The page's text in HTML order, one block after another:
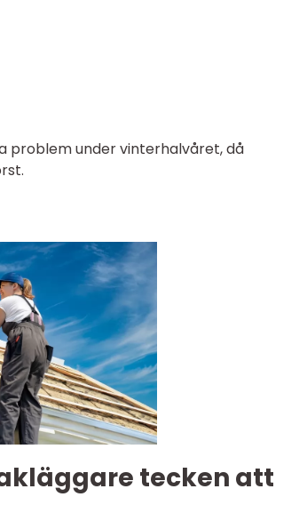
problem under vinterhalvåret, då
tecken att